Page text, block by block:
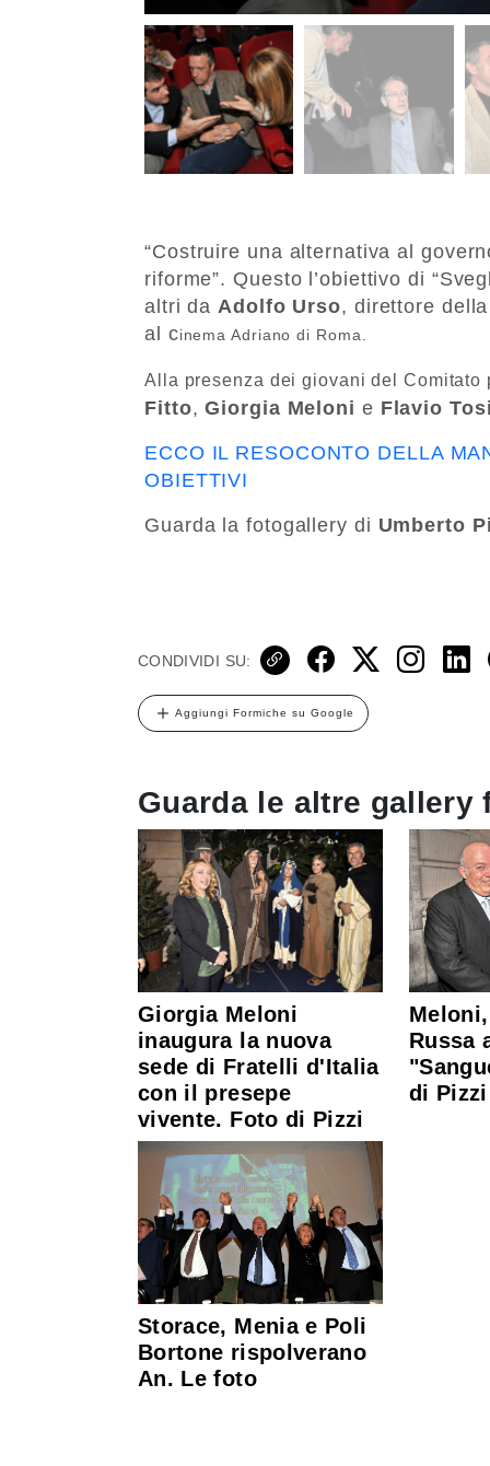
“Costruire una alternativa al
riforme”. Questo l’obiettivo di
altri da Adolfo Urso, direttore
al cinema Adriano di Roma.
Alla presenza dei giovani del Comitato
Fitto,Giorgia Meloni e Flavio
ECCO IL RESOCONTO DELLA
OBIETTIVI
Guarda la fotogallery di Umberto
CONDIVIDI SU:
Aggiungi Formiche su Google
Guarda le altre gallery
Giorgia Meloni
inaugura la nuova
sede di Fratelli d'Italia
con il presepe
vivente. Foto di Pizzi
Russa
di Pizzi
Storace, Menia e Poli
Bortone rispolverano
An. Le foto